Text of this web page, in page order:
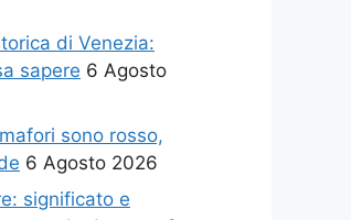
di Venezia:
sapere 6 Agosto
sono rosso,
6 Agosto 2026
significato e